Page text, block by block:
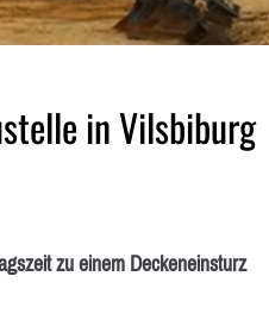
in Vilsbiburg
zu einem Deckeneinsturz